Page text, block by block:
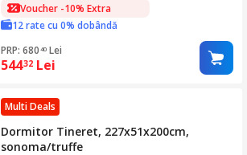
Voucher -10% Extra
12 rate cu 0% dobândă
PRP: 680 40 Lei
54432 Lei
Multi Deals
Dormitor Tineret, 227x51x200cm,
sonoma/truffe